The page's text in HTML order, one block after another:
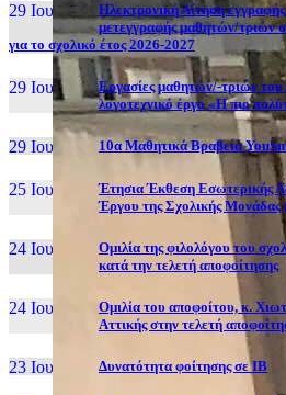
29 Ιουν, 26
Ηλεκτρονική Αίτηση
μετεγγραφής μαθητών/
για το σχολικό έτος 2026-2027
29 Ιουν, 26
Εργασίες μαθητών/-τριών
λογοτεχνικό έργο «Η πιο
29 Ιουν, 26 10α Μαθητικά Βραβεία
25 Ιουν, 26
Έτησια Έκθεση Εσωτερικής
Έργου της Σχολικής Μονάδας
24 Ιουν, 26
Ομιλία της φιλολόγου του
κατά την τελετή αποφοίτησης
24 Ιουν, 26
Ομιλία του αποφοίτου, κ.
Αττικής στην τελετή
23 Ιουν, 26 Δυνατότητα φοίτησης σε ΙΒ